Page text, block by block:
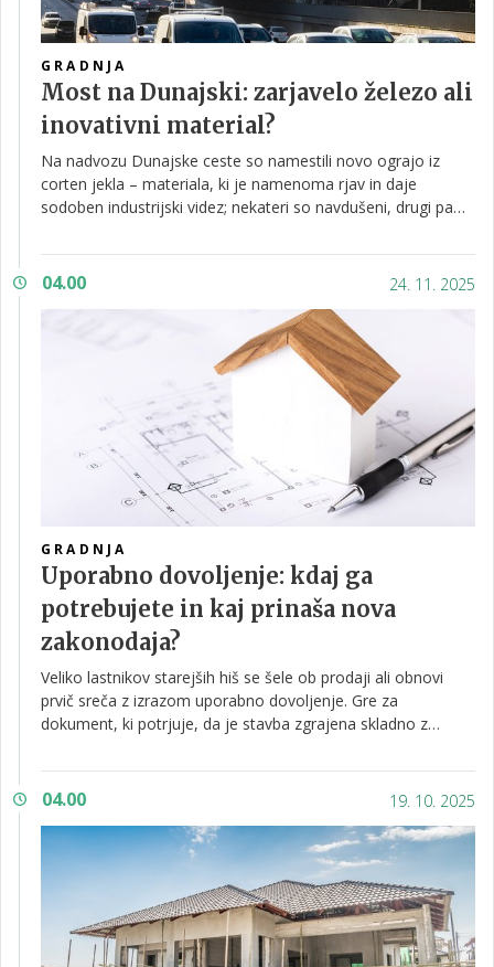
GRADNJA
Most na Dunajski: zarjavelo železo ali
inovativni material?
Na nadvozu Dunajske ceste so namestili novo ograjo iz
corten jekla – materiala, ki je namenoma rjav in daje
sodoben industrijski videz; nekateri so navdušeni, drugi pa
04.00 24. 11. 2025
GRADNJA
Uporabno dovoljenje: kdaj ga
potrebujete in kaj prinaša nova
zakonodaja?
Veliko lastnikov starejših hiš se šele ob prodaji ali obnovi
prvič sreča z izrazom uporabno dovoljenje. Gre za
dokument, ki potrjuje, da je stavba zgrajena skladno z
hiša mora imeti uporabno dovoljenje, saj se brez njega
uradno ne sme uporabljati ali vseliti.
04.00 19. 10. 2025